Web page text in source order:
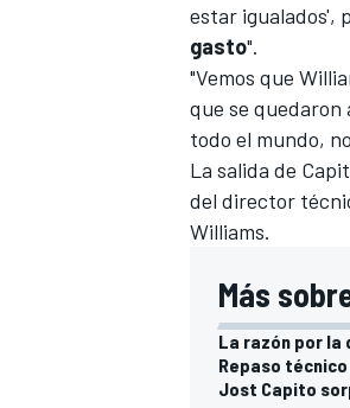
estar igualados',
gasto".
"Vemos que
que se quedaron
todo el mundo,
La salida de
del director
Williams.
Más
La razón por la
Repaso
Jost Capito